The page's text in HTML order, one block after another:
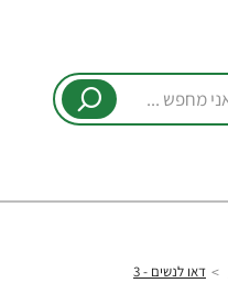
דאו לנשים - 3